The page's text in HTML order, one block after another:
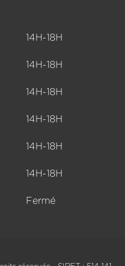
14H-18H
14H-18H
14H-18H
14H-18H
14H-18H
14H-18H
Fermé